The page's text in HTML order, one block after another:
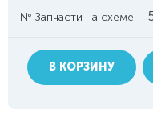
№ Запчасти на схеме:
В КОРЗИНУ